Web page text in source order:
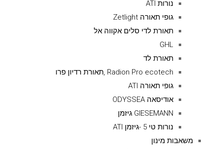
נורות ATI
גופי תאורה Zetlight
תאורת לדי סלים אקווה אל
GHL
תאורת לד
Radion Pro ecotech ,תאורת רדיון פרו
גופי תאורה ATI
אודיסאה ODYSSEA
GIESEMANN גיזמן
נורות טי 5 -גיזמן ATI
משאבות מינון